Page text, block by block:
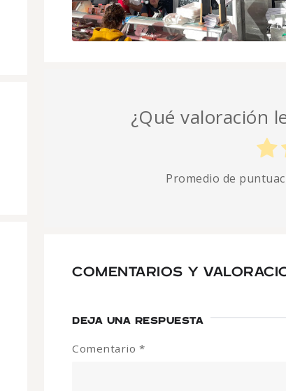
¿Qué valoración
Promedio de
COMENTARIOS Y
DEJA UNA RESPUESTA
Comentario *